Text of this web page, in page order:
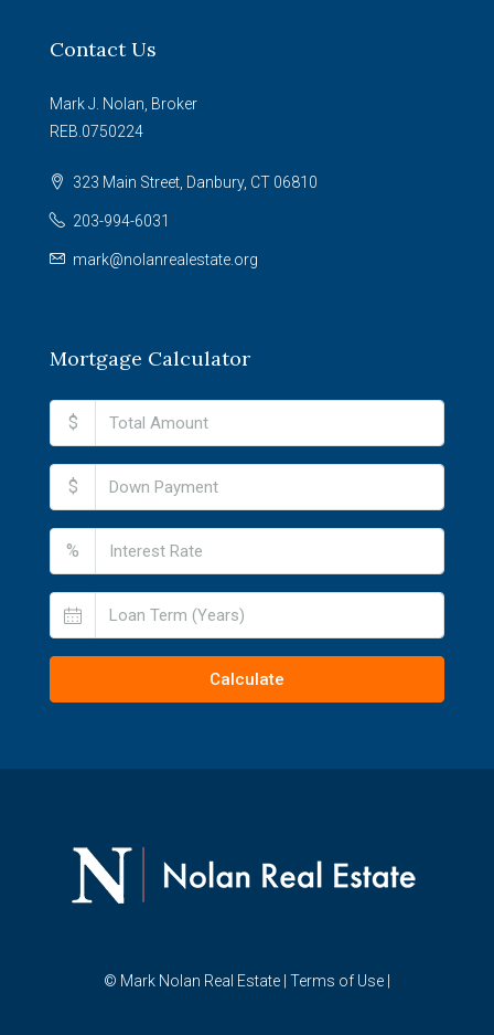
Contact Us
Mark J. Nolan, Broker
REB.0750224
323 Main Street, Danbury, CT 06810
203-994-6031
mark@nolanrealestate.org
Mortgage Calculator
$
$
%
Calculate
© Mark Nolan Real Estate | Terms of Use